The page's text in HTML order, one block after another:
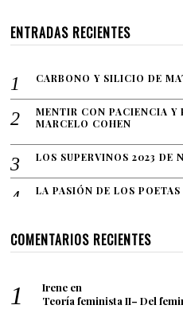
r
e
2
0
2
1
ENTRADAS RECIENTES
CARBONO Y SILICIO DE
MENTIR CON PACIENCIA Y
MARCELO COHEN
LOS SUPERVINOS 2023 DE
LA PASIÓN DE LOS
COMENTARIOS RECIENTES
Irene en
Teoría feminista II– Del